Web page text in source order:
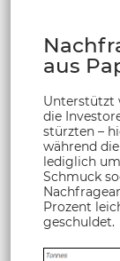
aus
Unterstützt
die
stürzten –
während
lediglich
Schmuck
Prozent
geschuldet.